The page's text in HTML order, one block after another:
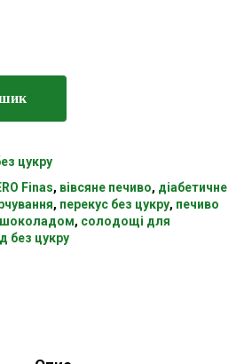
цукру
Finas, вівсяне печиво, діабетичне
, перекус без цукру, печиво
шоколадом, солодощі для
без цукру